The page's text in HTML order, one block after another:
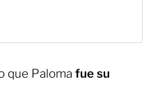
que Paloma fue su